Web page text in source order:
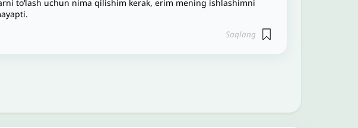
to‘lash uchun nima qilishim kerak, erim mening ishlashimni
Saqlang